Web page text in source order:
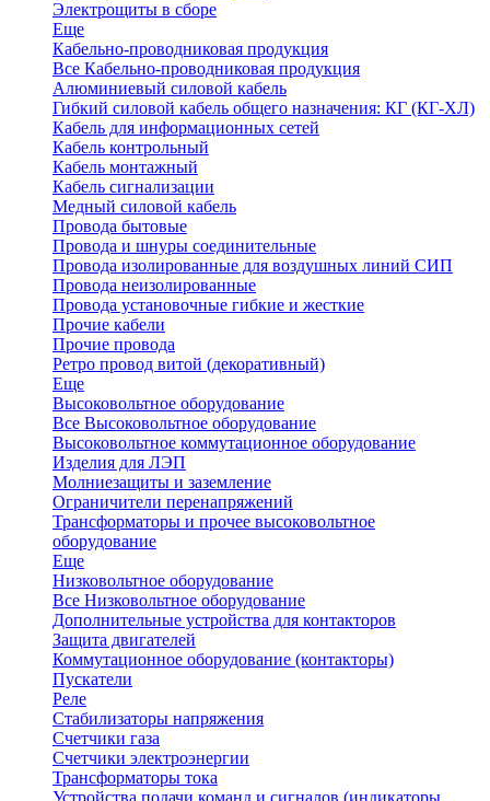
Электрощиты в сборе
Еще
Кабельно-проводниковая продукция
Все Кабельно-проводниковая продукция
Алюминиевый силовой кабель
Гибкий силовой кабель общего назначения: КГ (КГ-ХЛ)
Кабель для информационных сетей
Кабель контрольный
Кабель монтажный
Кабель сигнализации
Медный силовой кабель
Провода бытовые
Провода и шнуры соединительные
Провода изолированные для воздушных линий СИП
Провода неизолированные
Провода установочные гибкие и жесткие
Прочие кабели
Прочие провода
Ретро провод витой (декоративный)
Еще
Высоковольтное оборудование
Все Высоковольтное оборудование
Высоковольтное коммутационное оборудование
Изделия для ЛЭП
Молниезащиты и заземление
Ограничители перенапряжений
Трансформаторы и прочее высоковольтное
оборудование
Еще
Низковольтное оборудование
Все Низковольтное оборудование
Дополнительные устройства для контакторов
Защита двигателей
Коммутационное оборудование (контакторы)
Пускатели
Реле
Стабилизаторы напряжения
Счетчики газа
Счетчики электроэнергии
Трансформаторы тока
Устройства подачи команд и сигналов (индикаторы,